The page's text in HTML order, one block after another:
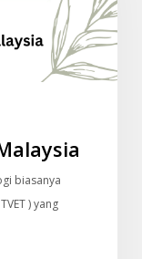
biasanya
) yang